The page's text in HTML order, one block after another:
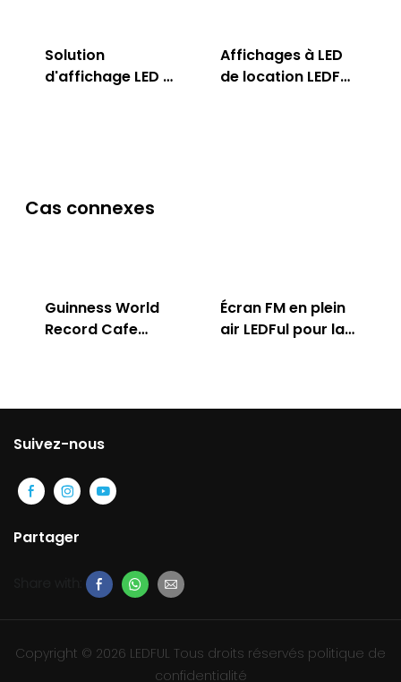
Solution
d'affichage LED en
Affichages à LED
de location LEDFul
Cas connexes
Guinness World
Record Cafe
Écran FM en plein
air LEDFul pour la
Suivez-nous
Partager
Copyright © 2026 LEDFUL Tous droits réservés politique de
confidentialité